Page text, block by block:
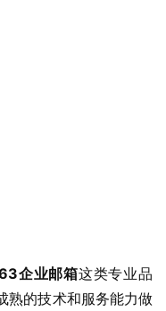
企业邮箱这类专业品
熟的技术和服务能力做